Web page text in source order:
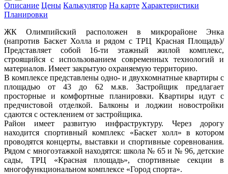
Описание Цены Калькулятор На карте Характеристики
Планировки
ЖК Олимпийский расположен в микрорайоне Энка
(напротив Баскет Холла и рядом с ТРЦ Красная Площадь)/
Представляет собой 16-ти этажный жилой комплекс,
строящийся с использованием современных технологий и
материалов. Имеет закрытую охраняемую территорию.
В комплексе представлены одно- и двухкомнатные квартиры с
площадью от 43 до 62 м.кв. Застройщик предлагает
просторные и комфортные планировки. Квартиры идут с
предчистовой отделкой. Балконы и лоджии новостройки
сдаются с остеклением от застройщика.
Район имеет развитую инфраструктуру. Через дорогу
находится спортивный комплекс «Баскет холл» в котором
проводятся концерты, выставки и спортивные соревнования.
Рядом с многоэтажкой находятся: школа № 65 и № 96, детские
сады, ТРЦ «Красная площадь», спортивные секции в
многофункциональном комплексе «Город спорта».